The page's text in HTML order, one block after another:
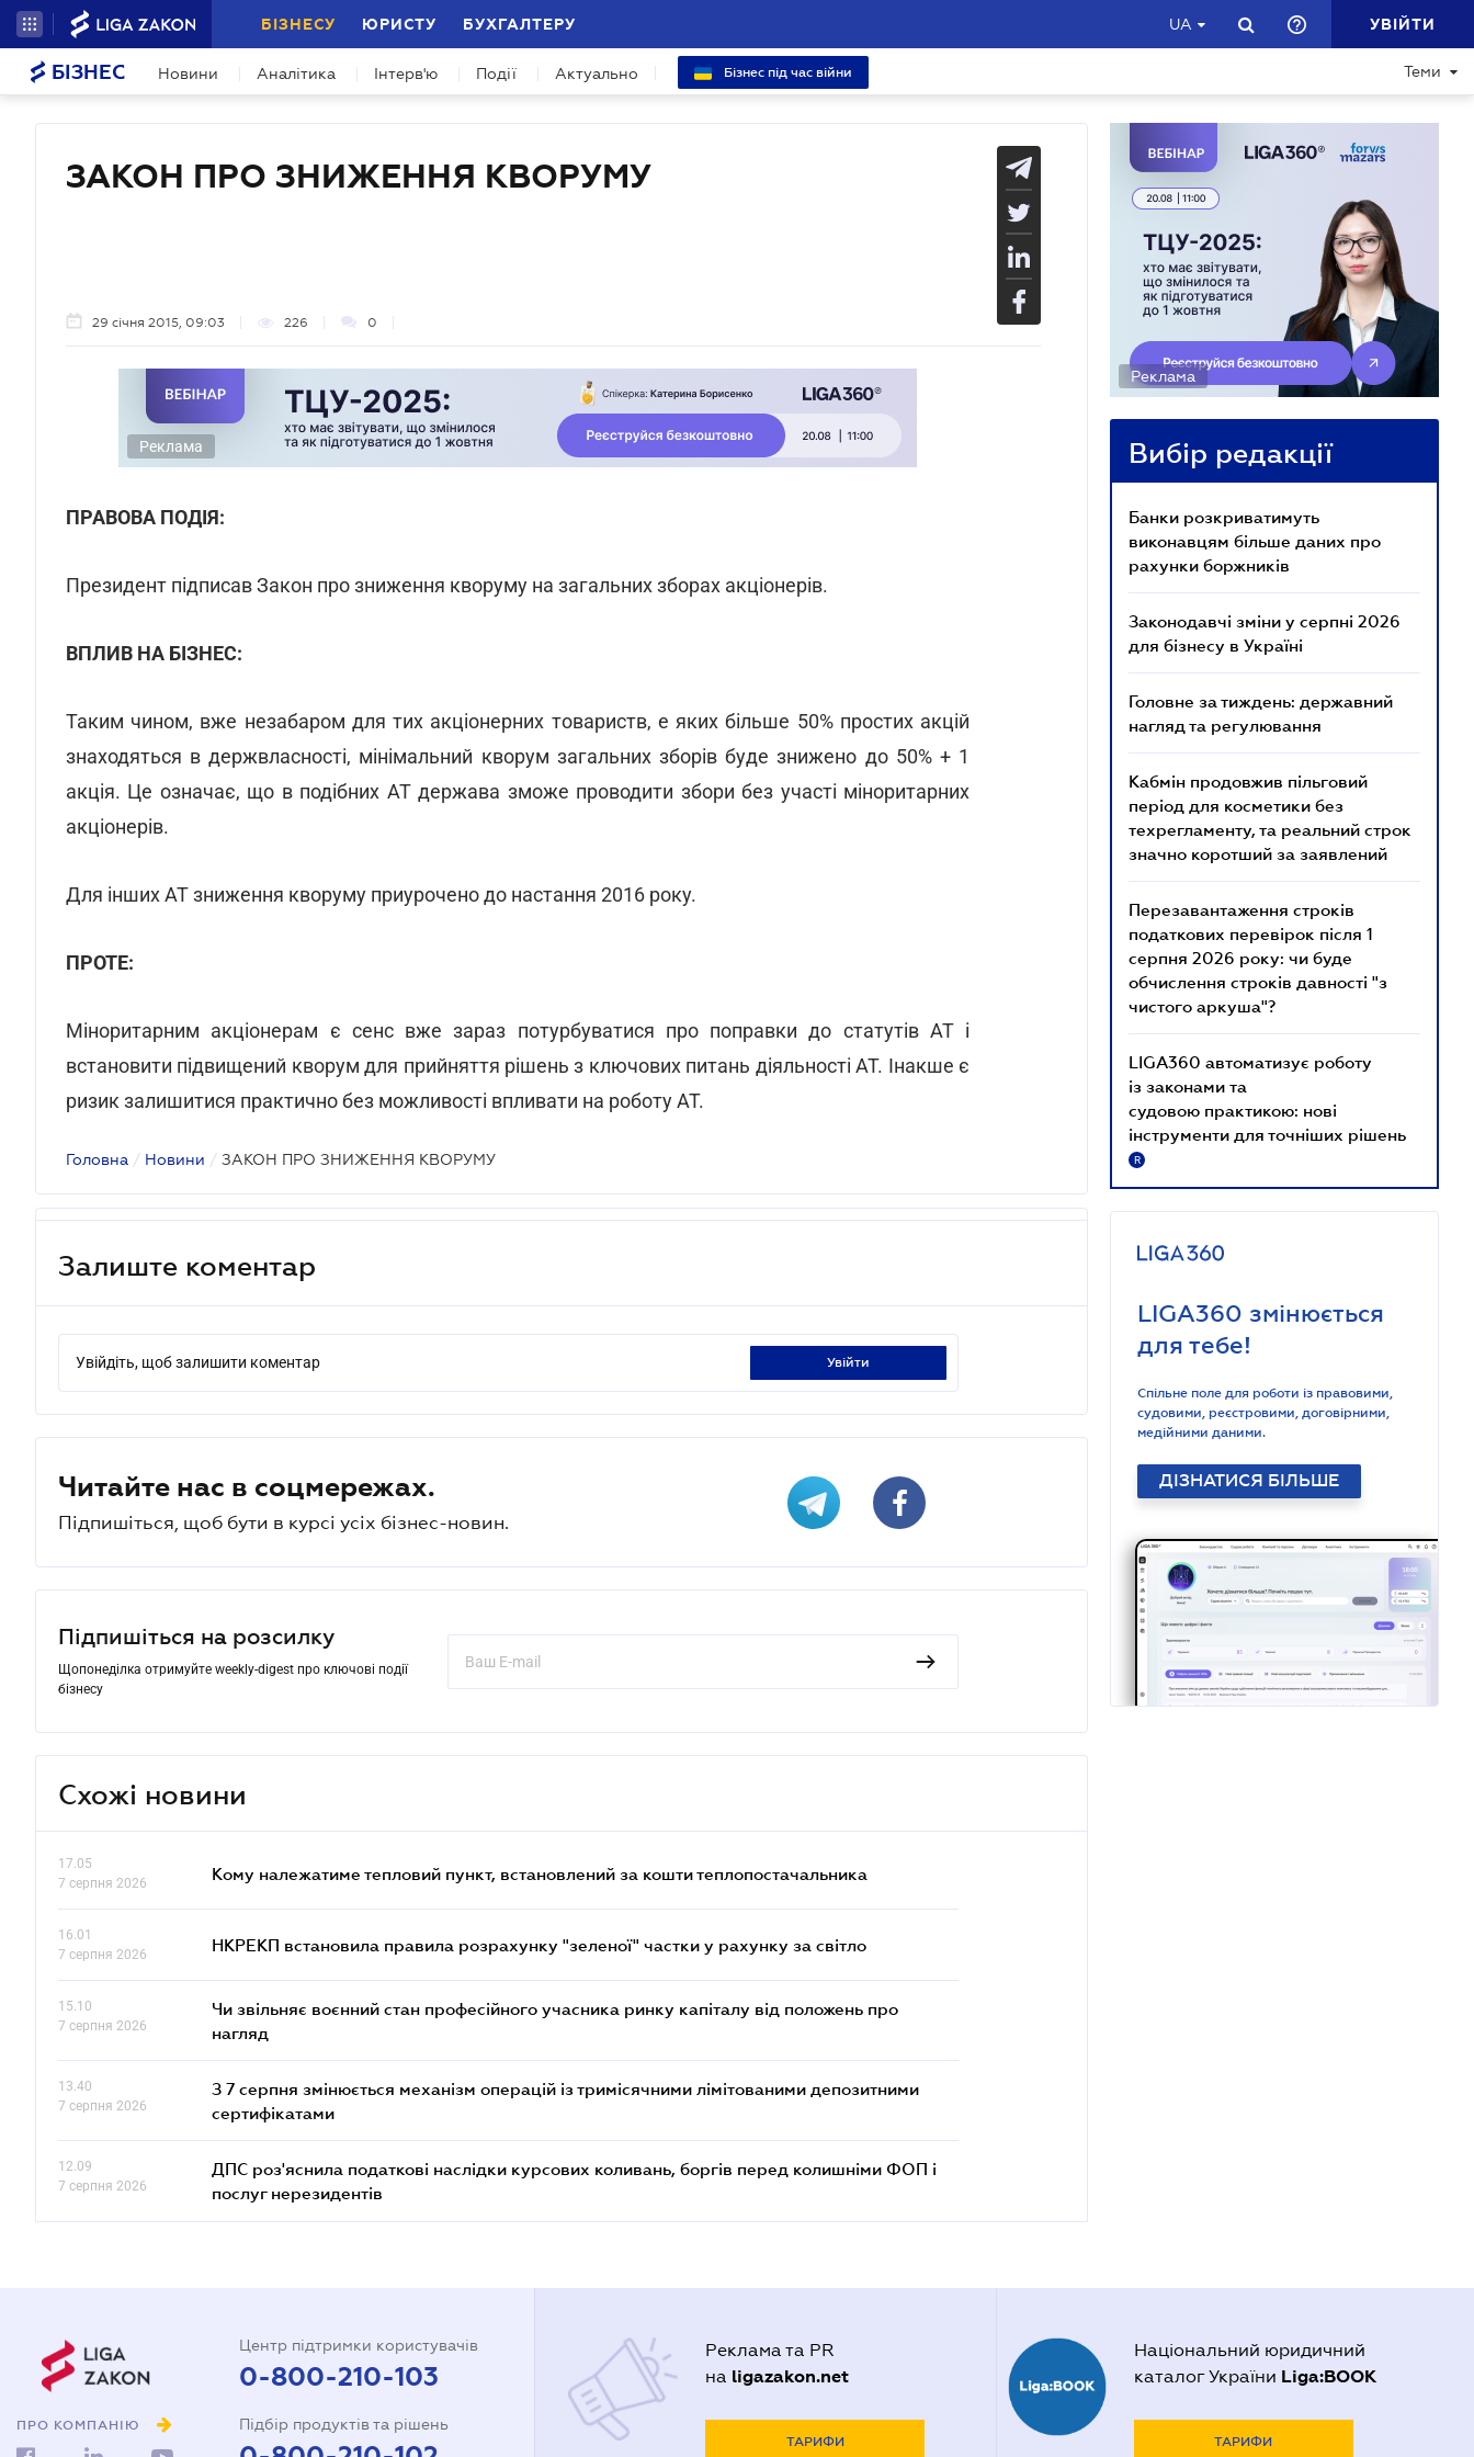
БІЗНЕСУ ЮРИСТУ БУХГАЛТЕРУ UA УВІЙТИ
БІЗНЕС Новини Аналітика Інтерв'ю Події Актуально Бізнес під час війни Теми
ЗАКОН ПРО ЗНИЖЕННЯ КВОРУМУ
29 січня 2015, 09:03 226 0
Реклама
ПРАВОВА ПОДІЯ:
Президент підписав Закон про зниження кворуму на загальних зборах акціонерів.
ВПЛИВ НА БІЗНЕС:
Таким чином, вже незабаром для тих акціонерних товариств, e яких більше 50% простих акцій
знаходяться в держвласності, мінімальний кворум загальних зборів буде знижено до 50% + 1
акція. Це означає, що в подібних АТ держава зможе проводити збори без участі міноритарних
акціонерів.
Для інших АТ зниження кворуму приурочено до настання 2016 року.
ПРОТЕ:
Міноритарним акціонерам є сенс вже зараз потурбуватися про поправки до статутів АТ і
встановити підвищений кворум для прийняття рішень з ключових питань діяльності АТ. Інакше є
ризик залишитися практично без можливості впливати на роботу АТ.
Головна / Новини / ЗАКОН ПРО ЗНИЖЕННЯ КВОРУМУ
Залиште коментар
Увійдіть, щоб залишити коментар увійти
Читайте нас в соцмережах.
Підпишіться, щоб бути в курсі усіх бізнес-новин.
Підпишіться на розсилку
Щопонеділка отримуйте weekly-digest про ключові події
бізнесу
Схожі новини
17.05
7 серпня 2026
Кому належатиме тепловий пункт, встановлений за кошти теплопостачальника
16.01
7 серпня 2026
НКРЕКП встановила правила розрахунку "зеленої" частки у рахунку за світло
15.10
7 серпня 2026
Чи звільняє воєнний стан професійного учасника ринку капіталу від положень про
нагляд
13.40
7 серпня 2026
З 7 серпня змінюється механізм операцій із тримісячними лімітованими депозитними
сертифікатами
12.09
7 серпня 2026
ДПС роз'яснила податкові наслідки курсових коливань, боргів перед колишніми ФОП і
послуг нерезидентів
Реклама
Вибір редакції
Банки розкриватимуть
виконавцям більше даних про
рахунки боржників
Законодавчі зміни у серпні 2026
для бізнесу в Україні
Головне за тиждень: державний
нагляд та регулювання
Кабмін продовжив пільговий
період для косметики без
техрегламенту, та реальний строк
значно коротший за заявлений
Перезавантаження строків
податкових перевірок після 1
серпня 2026 року: чи буде
обчислення строків давності "з
чистого аркуша"?
LIGA360 автоматизує роботу
із законами та
судовою практикою: нові
інструменти для точніших рішень
R
LIGA360 змінюється
для тебе!
Спільне поле для роботи із правовими,
судовими, реєстровими, договірними,
медійними даними.
ДІЗНАТИСЯ БІЛЬШЕ
ПРО КОМПАНІЮ
Центр підтримки користувачів
0-800-210-103
Підбір продуктів та рішень
Реклама та PR
на ligazakon.net
ТАРИФИ
Національний юридичний
каталог України Liga:BOOK
ТАРИФИ